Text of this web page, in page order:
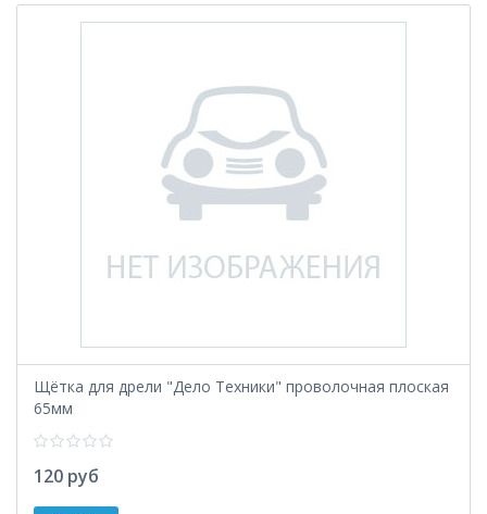
Щётка для дрели "Дело Техники" проволочная плоская
65мм
120 руб